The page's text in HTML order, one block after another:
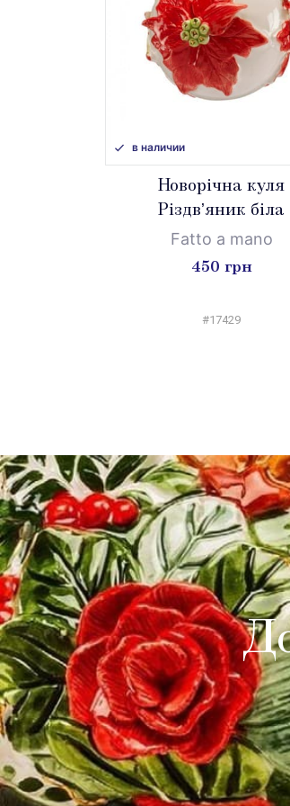
в наличии
Новорічна куля
Різдвʼяник біла
Fatto a mano
450 грн
#17429